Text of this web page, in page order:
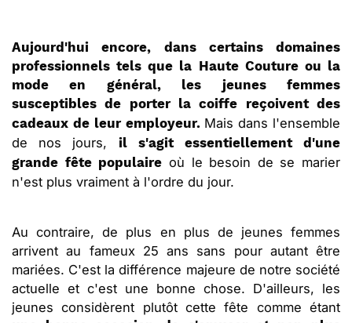
Aujourd'hui encore, dans certains domaines
professionnels tels que la Haute Couture ou la
mode en général, les jeunes femmes
susceptibles de porter la coiffe reçoivent des
cadeaux de leur employeur.Mais dans l'ensemble
de nos jours, il s'agit essentiellement d'une
grande fête populaire où le besoin de se marier
n'est plus vraiment à l'ordre du jour.
Au contraire, de plus en plus de jeunes femmes
arrivent au fameux 25 ans sans pour autant être
mariées. C'est la différence majeure de notre société
actuelle et c'est une bonne chose. D'ailleurs, les
jeunes considèrent plutôt cette fête comme étant